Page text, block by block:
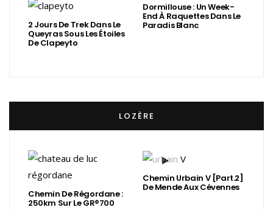
2 Jours De Trek Dans Le
Queyras Sous Les Étoiles
De Clapeyto
Dormillouse : Un Week-
End À Raquettes Dans Le
Paradis Blanc
LOZÈRE
Chemin De Régordane :
250km Sur Le GR®700
Chemin Urbain V [Part.2]
De Mende Aux Cévennes